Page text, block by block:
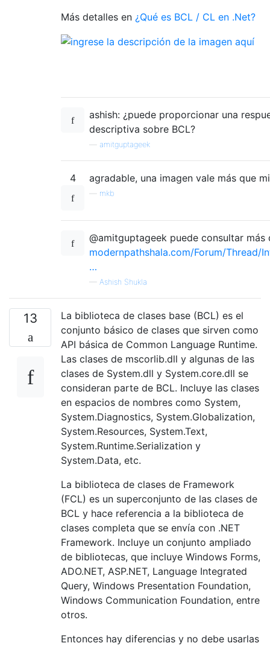
Más detalles en ¿Qué es BCL / CL en .Net?
ashish: ¿puede proporcionar una
descriptiva sobre BCL?
amitguptageek
4 agradable, una imagen vale más que
mkb
@amitguptageek puede consultar más
modernpathshala.com/Forum/Thread/
…
— Ashish Shukla
13
La biblioteca de clases base (BCL) es el
conjunto básico de clases que sirven como
API básica de Common Language Runtime.
Las clases de mscorlib.dll y algunas de las
clases de System.dll y System.core.dll se
consideran parte de BCL. Incluye las clases
en espacios de nombres como System,
System.Diagnostics, System.Globalization,
System.Resources, System.Text,
System.Runtime.Serialization y
System.Data, etc.
La biblioteca de clases de Framework
(FCL) es un superconjunto de las clases de
BCL y hace referencia a la biblioteca de
clases completa que se envía con .NET
Framework. Incluye un conjunto ampliado
de bibliotecas, que incluye Windows Forms,
ADO.NET, ASP.NET, Language Integrated
Query, Windows Presentation Foundation,
Windows Communication Foundation, entre
otros.
Entonces hay diferencias y no debe usarlas